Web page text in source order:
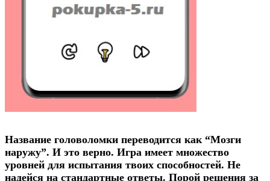
Название головоломки переводится как “Мозги
наружу”. И это верно. Игра имеет множество
уровней для испытания твоих способностей. Не
надейся на стандартные ответы. Порой решения за